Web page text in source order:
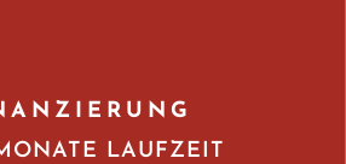
LAUFZEIT